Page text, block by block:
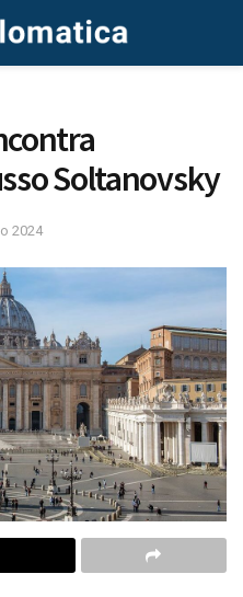
Soltanovsky
2024